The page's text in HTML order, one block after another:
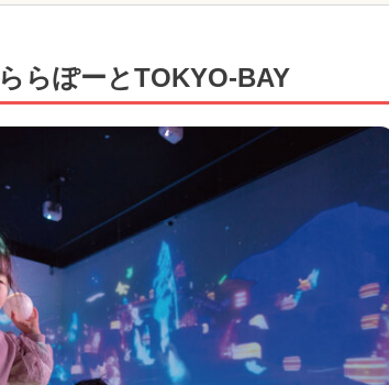
らぽーとTOKYO-BAY